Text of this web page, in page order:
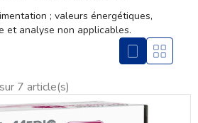
; valeurs énergétiques,
et analyse non applicables.
7 article(s)